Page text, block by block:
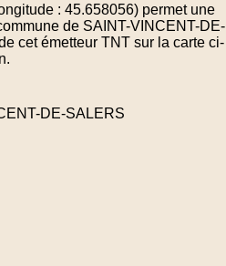
: 45.658056) permet une
de SAINT-VINCENT-DE-
cet émetteur TNT sur la carte ci-
DE-SALERS